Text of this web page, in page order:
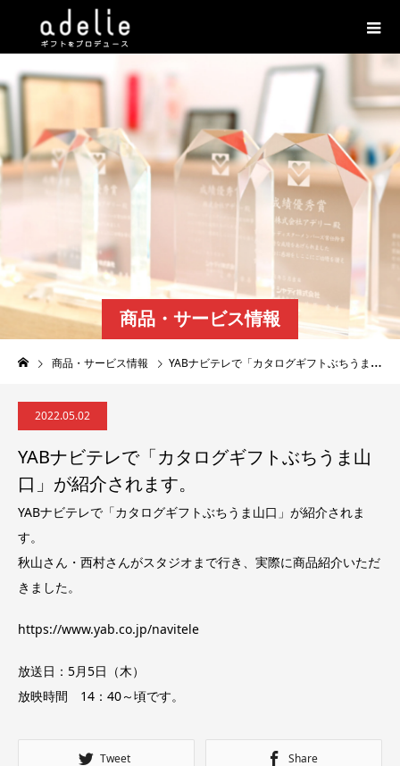
商品・サービス情報
商品・サービス情報 YABナビテレで「カタログギフトぶちうま山口」が紹介されます。
2022.05.02
YABナビテレで「カタログギフトぶちうま山
口」が紹介されます。
YABナビテレで「カタログギフトぶちうま山口」が紹介されま
す。
秋山さん・西村さんがスタジオまで行き、実際に商品紹介いただ
きました。
https://www.yab.co.jp/navitele
放送日：5月5日（木）
放映時間 14：40～頃です。
Tweet Share